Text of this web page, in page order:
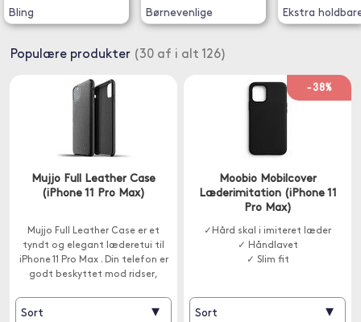
Bling Børnevenlige Ekstra
Populære produkter (30 af i alt 126)
Mujjo Full Leather Case
(iPhone 11 Pro Max)
Mujjo Full Leather Case er et
tyndt og elegant læderetui til
iPhone 11 Pro Max . Din telefon er
godt beskyttet mod ridser,
Sort ▾
-38%
Moobio Mobilcover
Læderimitation (iPhone 11
Pro Max)
✓Hård skal i imiteret læder
✓ Håndlavet
✓ Slim fit
Sort ▾